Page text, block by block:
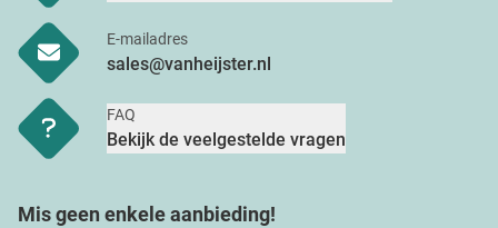
E-mailadres
sales@vanheijster.nl
FAQ
Bekijk de veelgestelde vragen
Mis geen enkele aanbieding!